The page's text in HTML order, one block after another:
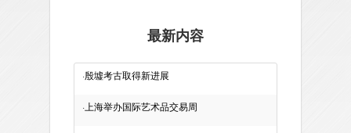
最新内容
·殷墟考古取得新进展
· 上海举办国际艺术品交易周